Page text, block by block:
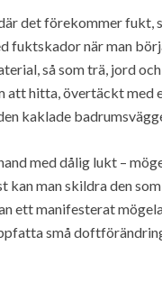
det förekommer fukt,
fuktskador när man
så som trä, jord
att hitta, övertäckt med
kaklade
med dålig lukt –
kan man skildra den
ett manifesterat
små